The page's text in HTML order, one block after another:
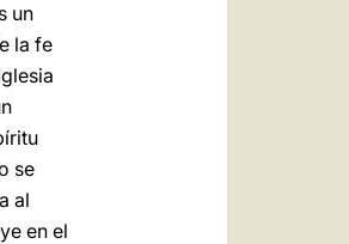
un
la fe
se
al
en el